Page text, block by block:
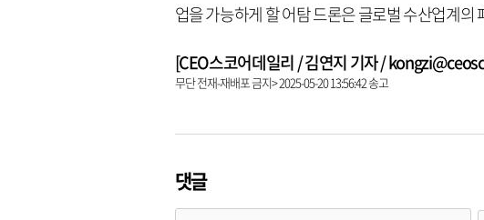
업을 가능하게 할 어탐 드론은 글로벌 수산업계의
[CEO스코어데일리 / 김연지 기자 /
무단 전재-재배포 금지> 2025-05-20 13:56:42 송고
댓글